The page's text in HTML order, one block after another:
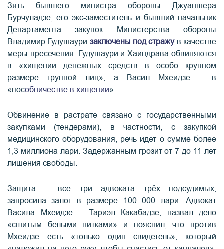
Зять бывшего министра обороны Джуаншера
Бурчуладзе, его экс-заместитель и бывший начальник
Департамента закупок Министерства обороны
Владимир Гудушаури заключены под стражув качестве
меры пресечения. Гудушаури и Хаиндрава обвиняются
в «хищении денежных средств в особо крупном
размере группой лиц», а Васил Мхеидзе – в
«пособничестве в хищении».
Обвинение в растрате связано с государственными
закупками (тендерами), в частности, с закупкой
медицинского оборудования, речь идет о сумме более
1,3 миллиона лари. Задержанным грозит от 7 до 11 лет
лишения свободы.
Защита – все три адвоката трёх подсудимых,
запросила залог в размере 100 000 лари. Адвокат
Васила Мхеидзе – Тариэл Какабадзе, назвал дело
«сшитым белыми нитками» и пояснил, что против
Мхеидзе есть «только один свидетель», который